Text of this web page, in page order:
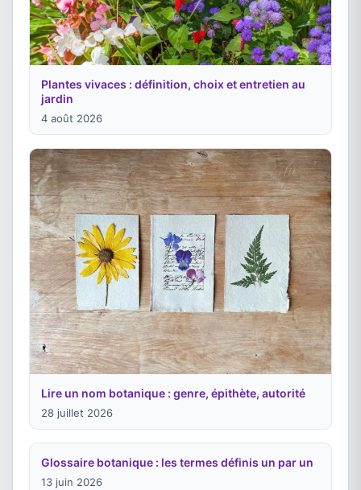
Plantes vivaces : définition, choix et entretien au
jardin
4 août 2026
Lire un nom botanique : genre, épithète, autorité
28 juillet 2026
Glossaire botanique : les termes définis un par un
13 juin 2026